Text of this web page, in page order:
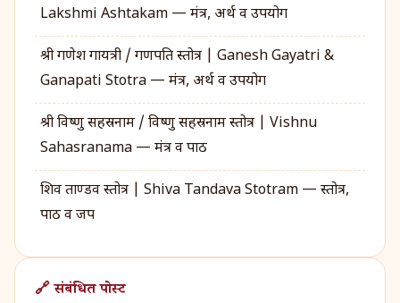
Lakshmi Ashtakam — मंत्र, अर्थ व उपयोग
श्री गणेश गायत्री / गणपति स्तोत्र | Ganesh Gayatri &
Ganapati Stotra — मंत्र, अर्थ व उपयोग
श्री विष्णु सहस्रनाम / विष्णु सहस्रनाम स्तोत्र | Vishnu
Sahasranama — मंत्र व पाठ
शिव ताण्डव स्तोत्र | Shiva Tandava Stotram — स्तोत्र,
पाठ व जप
🔗 संबंधित पोस्ट